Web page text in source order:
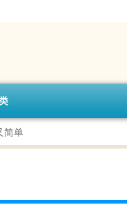
简单